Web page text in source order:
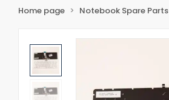
Home page Notebook Spare Parts